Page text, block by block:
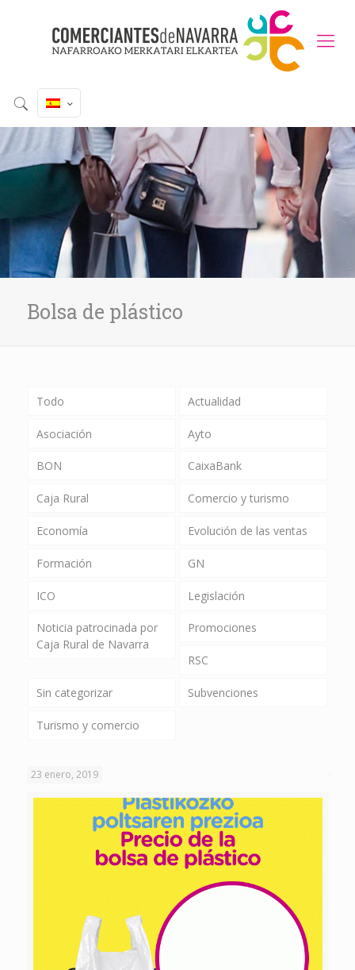
Bolsa de plástico
Todo Actualidad
Asociación Ayto
BON CaixaBank
Caja Rural Comercio y turismo
Economía Evolución de las ventas
Formación GN
ICO Legislación
Noticia patrocinada por
Caja Rural de Navarra
Promociones
RSC
Sin categorizar Subvenciones
Turismo y comercio
23 enero, 2019